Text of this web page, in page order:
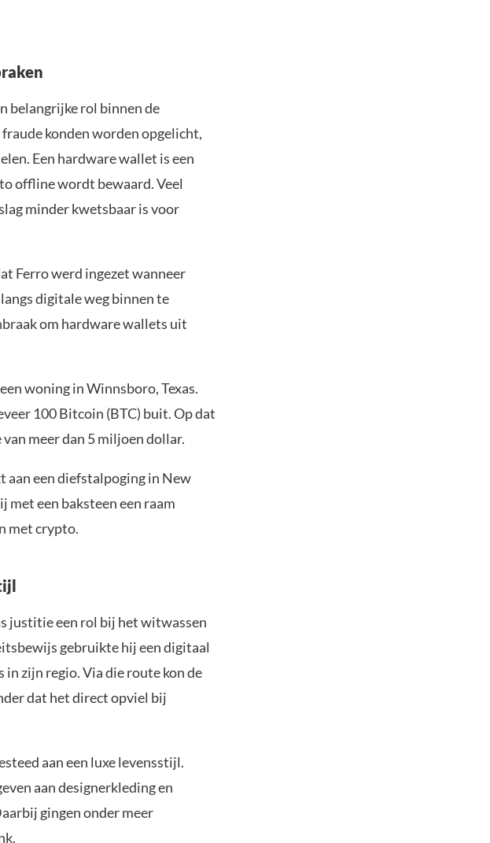
belangrijke rol binnen de
konden worden opgelicht,
Een hardware wallet is een
offline wordt bewaard. Veel
minder kwetsbaar is voor
Ferro werd ingezet wanneer
digitale weg binnen te
om hardware wallets uit
woning in Winnsboro, Texas.
100 Bitcoin (BTC) buit. Op dat
meer dan 5 miljoen dollar.
aan een diefstalpoging in New
met een baksteen een raam
met crypto.
justitie een rol bij het witwassen
gebruikte hij een digitaal
zijn regio. Via die route kon de
dat het direct opviel bij
aan een luxe levensstijl.
aan designerkleding en
gingen onder meer